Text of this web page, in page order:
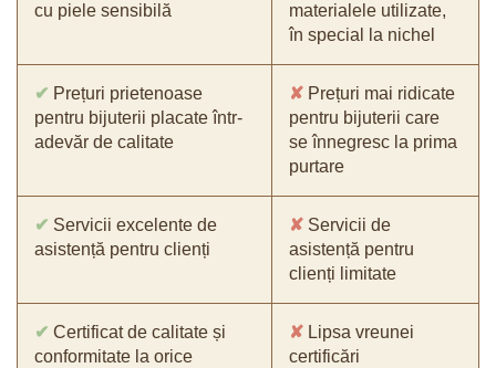
cu piele sensibilă
materialele utilizate,
în special la nichel
✔ Prețuri prietenoase
pentru bijuterii placate într-
adevăr de calitate
✘ Prețuri mai ridicate
pentru bijuterii care
se înnegresc la prima
purtare
✔ Servicii excelente de
asistență pentru clienți
✘ Servicii de
asistență pentru
clienți limitate
✔ Certificat de calitate și
conformitate la orice
✘ Lipsa vreunei
certificări